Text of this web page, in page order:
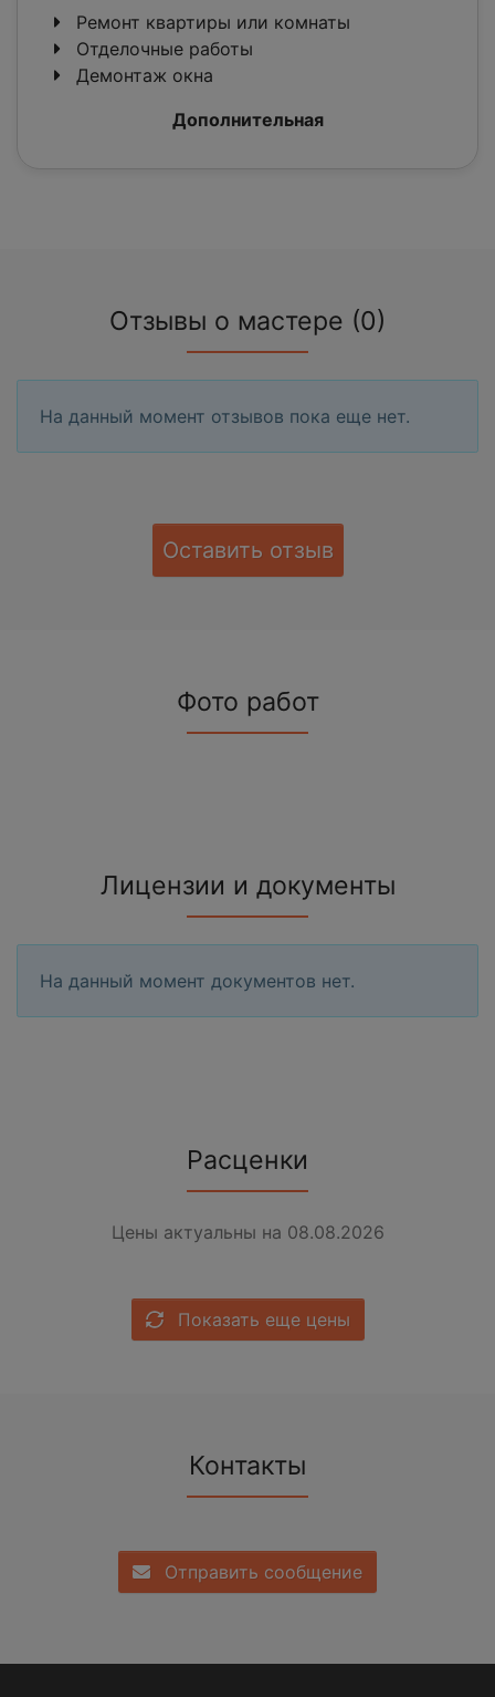
Ремонт квартиры или комнаты
Отделочные работы
Демонтаж окна
Дополнительная
Отзывы о мастере (0)
На данный момент отзывов пока еще нет.
Оставить отзыв
Фото работ
Лицензии и документы
На данный момент документов нет.
Расценки
Цены актуальны на 08.08.2026
Показать еще цены
Контакты
Отправить сообщение